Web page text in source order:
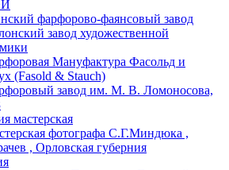
фарфорово-фаянсовый завод
завод художественной
Мануфактура Фасольд и
(Fasold & Stauch)
завод им. М. В. Ломоносова,
мастерская
фотографа С.Г.Миндюка ,
, Орловская губерния